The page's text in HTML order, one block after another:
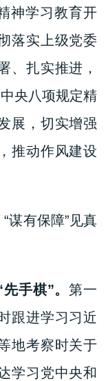
神学习教育开
落实上级党委
、扎实推进，
央八项规定精
展，切实增强
推动作风建设
谋有保障”见真
手棋”。第一
跟进学习习近
地考察时关于
学习党中央和